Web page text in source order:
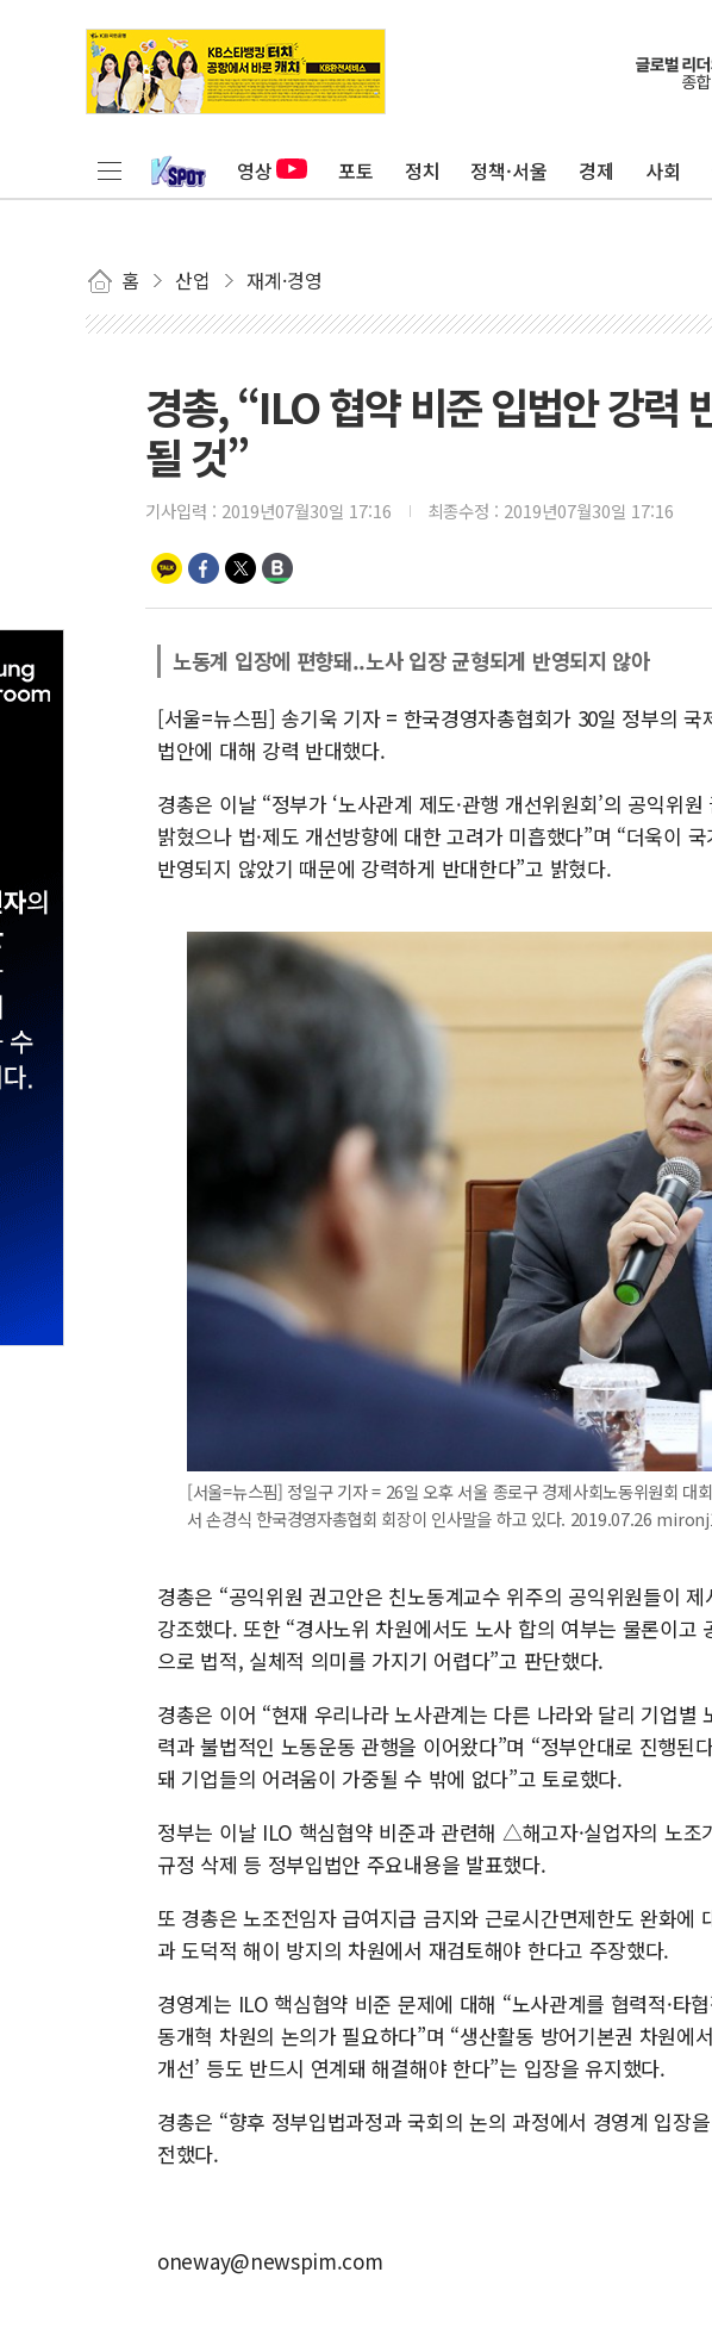
영상 포토 정치 정책·서울 경제 사회
홈 산업 재계·경영
경총, “ILO 협약 비준 입법안 강력
될 것”
기사입력 : 2019년07월30일 17:16 최종수정 : 2019년07월30일 17:16
노동계 입장에 편향돼..노사 입장 균형되게 반영되지 않아
[서울=뉴스핌] 송기욱 기자 = 한국경영자총협회가 30일 정부의
법안에 대해 강력 반대했다.
경총은 이날 “정부가 ‘노사관계 제도·관행 개선위원회’의 공익위
밝혔으나 법·제도 개선방향에 대한 고려가 미흡했다”며 “더욱이
반영되지 않았기 때문에 강력하게 반대한다”고 밝혔다.
[서울=뉴스핌] 정일구 기자 = 26일 오후 서울 종로구 경제사회노동위원회 대
서 손경식 한국경영자총협회 회장이 인사말을 하고 있다. 2019.07.26
경총은 “공익위원 권고안은 친노동계교수 위주의 공익위원들이
강조했다. 또한 “경사노위 차원에서도 노사 합의 여부는 물론이고
으로 법적, 실체적 의미를 가지기 어렵다”고 판단했다.
경총은 이어 “현재 우리나라 노사관계는 다른 나라와 달리 기업별
력과 불법적인 노동운동 관행을 이어왔다”며 “정부안대로 진행된
돼 기업들의 어려움이 가중될 수 밖에 없다”고 토로했다.
정부는 이날 ILO 핵심협약 비준과 관련해 △해고자·실업자의 노
규정 삭제 등 정부입법안 주요내용을 발표했다.
또 경총은 노조전임자 급여지급 금지와 근로시간면제한도 완화에
과 도덕적 해이 방지의 차원에서 재검토해야 한다고 주장했다.
경영계는 ILO 핵심협약 비준 문제에 대해 “노사관계를 협력적·타
동개혁 차원의 논의가 필요하다”며 “생산활동 방어기본권 차원에
개선’ 등도 반드시 연계돼 해결해야 한다”는 입장을 유지했다.
경총은 “향후 정부입법과정과 국회의 논의 과정에서 경영계 입장
전했다.
oneway@newspim.com